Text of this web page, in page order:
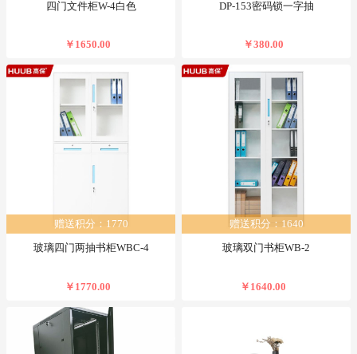
四门文件柜W-4白色
￥1650.00
DP-153密码锁一字抽
￥380.00
赠送积分：1770
玻璃四门两抽书柜WBC-4
￥1770.00
赠送积分：1640
玻璃双门书柜WB-2
￥1640.00